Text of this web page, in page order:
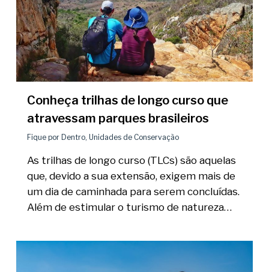
Conheça trilhas de longo curso que
atravessam parques brasileiros
Fique por Dentro, Unidades de Conservação
As trilhas de longo curso (TLCs) são aquelas
que, devido a sua extensão, exigem mais de
um dia de caminhada para serem concluídas.
Além de estimular o turismo de natureza…